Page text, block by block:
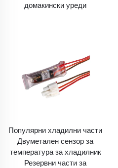
домакински уреди
Популярни хладилни части
Двуметален сензор за
температура за хладилник
Резервни части за